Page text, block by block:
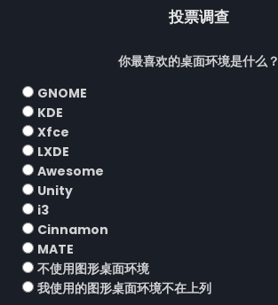
投票调查
你最喜欢的桌面环境是什么？
GNOME
KDE
Xfce
LXDE
Awesome
Unity
i3
Cinnamon
MATE
不使用图形桌面环境
我使用的图形桌面环境不在上列